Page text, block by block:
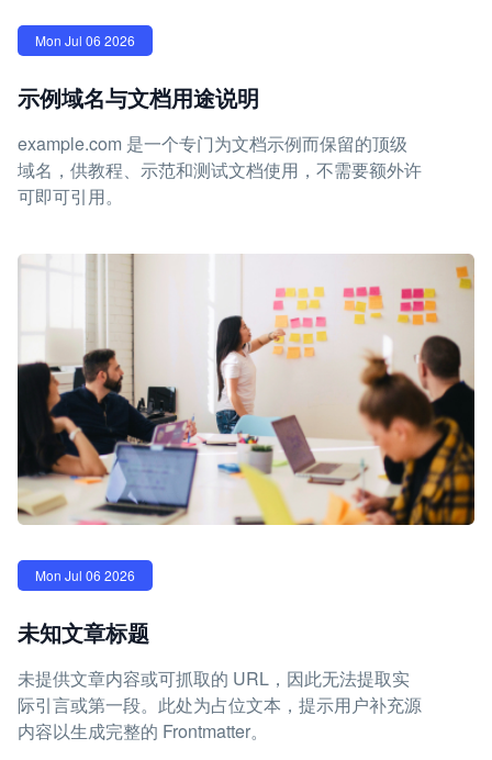
Mon Jul 06 2026
示例域名与文档用途说明
example.com 是一个专门为文档示例而保留的顶级
域名，供教程、示范和测试文档使用，不需要额外许
可即可引用。
Mon Jul 06 2026
未知文章标题
未提供文章内容或可抓取的 URL，因此无法提取实
际引言或第一段。此处为占位文本，提示用户补充源
内容以生成完整的 Frontmatter。